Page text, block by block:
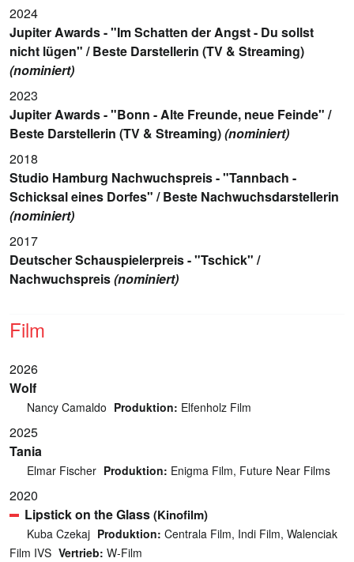
2024
Jupiter Awards - "Im Schatten der Angst - Du sollst
nicht lügen" / Beste Darstellerin (TV & Streaming)
(nominiert)
2023
Jupiter Awards - "Bonn - Alte Freunde, neue Feinde" /
Beste Darstellerin (TV & Streaming)(nominiert)
2018
Studio Hamburg Nachwuchspreis - "Tannbach -
Schicksal eines Dorfes" / Beste Nachwuchsdarstellerin
(nominiert)
2017
Deutscher Schauspielerpreis - "Tschick" /
Nachwuchspreis(nominiert)
Film
2026
Wolf
Nancy Camaldo Produktion: Elfenholz Film
2025
Tania
Elmar Fischer Produktion: Enigma Film, Future Near Films
2020
Lipstick on the Glass(Kinofilm)
Kuba Czekaj Produktion: Centrala Film, Indi Film, Walenciak
Film IVS Vertrieb: W-Film